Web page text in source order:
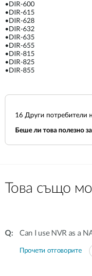
•DIR-600
•DIR-615
•DIR-628
•DIR-632
•DIR-635
•DIR-655
•DIR-815
•DIR-825
•DIR-855
16 Други потребители
Беше ли това полезно
Това също
Can I use NVR as a
Прочети отговорите